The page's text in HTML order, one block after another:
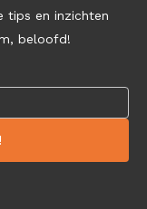
tips en inzichten
beloofd!